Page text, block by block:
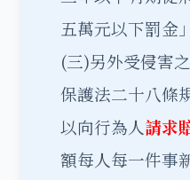
五萬元以下罰金
(三)另外受侵害
保護法二十八條
以向行為人請求
額每人每一件事